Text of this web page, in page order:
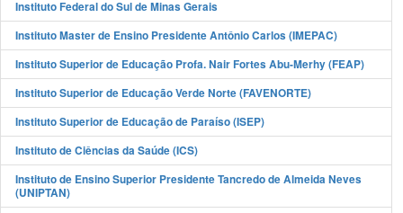
Instituto Federal do Sul de Minas Gerais
Instituto Master de Ensino Presidente Antônio Carlos (IMEPAC)
Instituto Superior de Educação Profa. Nair Fortes Abu-Merhy (FEAP)
Instituto Superior de Educação Verde Norte (FAVENORTE)
Instituto Superior de Educação de Paraíso (ISEP)
Instituto de Ciências da Saúde (ICS)
Instituto de Ensino Superior Presidente Tancredo de Almeida Neves
(UNIPTAN)